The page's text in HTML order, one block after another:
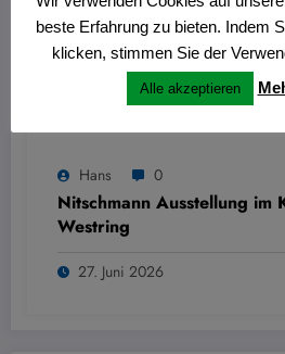
Hans 0
Nitschmann Ausstellung im
Westring
27. Juni 2026
beste Erfahrung zu bieten. Indem
klicken, stimmen Sie der
Alle akzeptieren